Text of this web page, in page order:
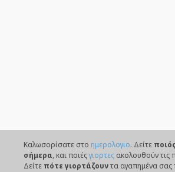
Καλωσορίσατε στο ημερολογιο. Δείτε
σήμερα, και ποιέςγιορτεςακολουθούν τις
Δείτε πότε γιορτάζουντα αγαπημένα